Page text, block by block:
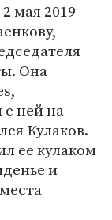
мая 2019
Она
с ней на
Кулаков.
ее кулаком
и